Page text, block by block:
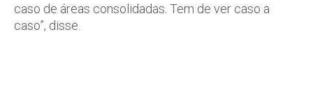
caso de áreas consolidadas. Tem de ver caso a
caso”, disse.